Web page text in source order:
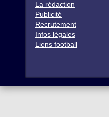
La rédaction
Publicité
Recrutement
Infos légales
Liens football